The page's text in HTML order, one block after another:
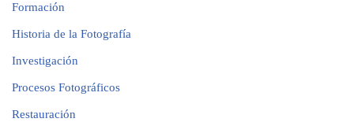
Formación
Historia de la Fotografía
Investigación
Procesos Fotográficos
Restauración